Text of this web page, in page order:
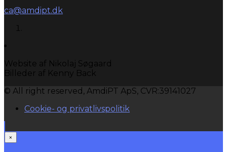
ca@amdipt.dk
Website af Nikolaj Søgaard
Billeder af Kenny Back
© All right reserved, AmdiPT ApS, CVR:39141027
Cookie- og privatlivspolitik
×